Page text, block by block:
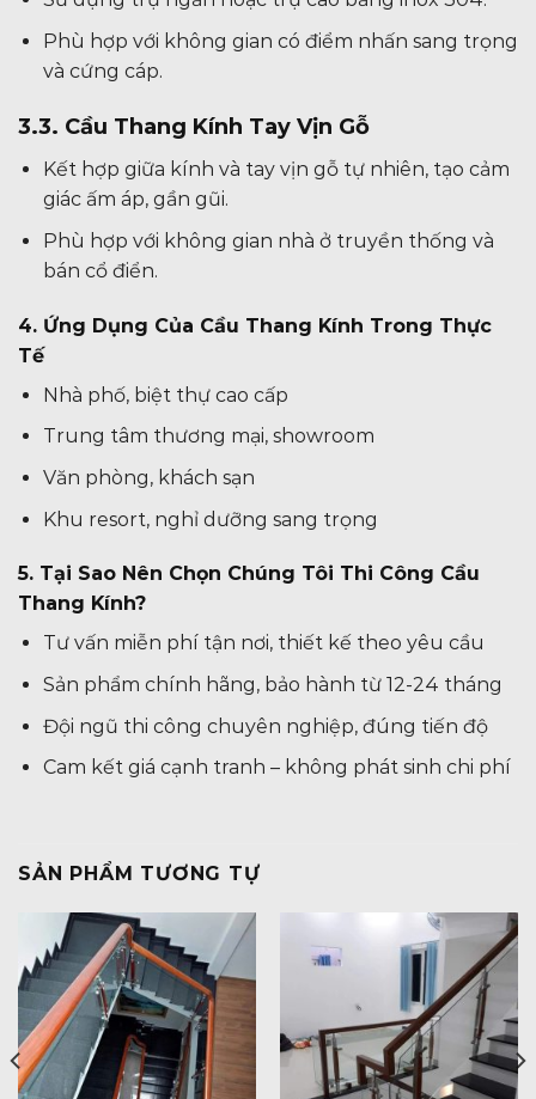
Phù hợp với không gian có điểm nhấn sang trọng
và cứng cáp.
3.3. Cầu Thang Kính Tay Vịn Gỗ
Kết hợp giữa kính và tay vịn gỗ tự nhiên, tạo cảm
giác ấm áp, gần gũi.
Phù hợp với không gian nhà ở truyền thống và
bán cổ điển.
4. Ứng Dụng Của Cầu Thang Kính Trong Thực
Tế
Nhà phố, biệt thự cao cấp
Trung tâm thương mại, showroom
Văn phòng, khách sạn
Khu resort, nghỉ dưỡng sang trọng
5. Tại Sao Nên Chọn Chúng Tôi Thi Công Cầu
Thang Kính?
Tư vấn miễn phí tận nơi, thiết kế theo yêu cầu
Sản phẩm chính hãng, bảo hành từ 12-24 tháng
Đội ngũ thi công chuyên nghiệp, đúng tiến độ
Cam kết giá cạnh tranh – không phát sinh chi phí
SẢN PHẨM TƯƠNG TỰ